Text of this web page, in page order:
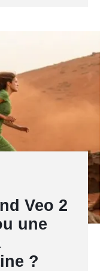
Veo 2
une
?